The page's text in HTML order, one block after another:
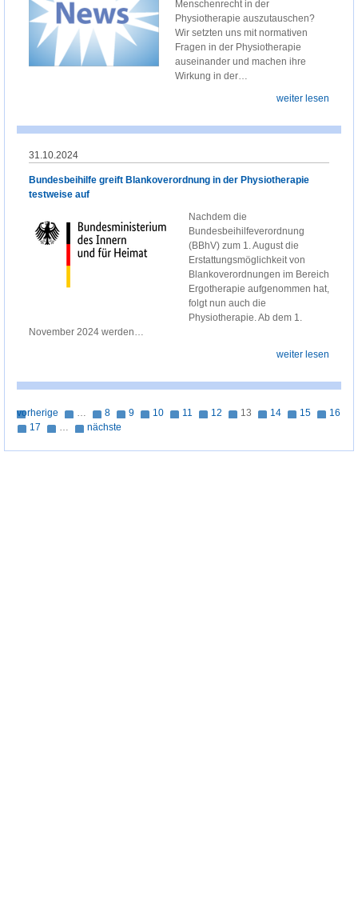
Menschenrecht in der
Physiotherapie auszutauschen?
Wir setzten uns mit normativen
Fragen in der Physiotherapie
auseinander und machen ihre
Wirkung in der…
weiter lesen
31.10.2024
Bundesbeihilfe greift Blankoverordnung in der Physiotherapie
testweise auf
Nachdem die
Bundesbeihilfeverordnung
(BBhV) zum 1. August die
Erstattungsmöglichkeit von
Blankoverordnungen im Bereich
Ergotherapie aufgenommen hat,
folgt nun auch die
Physiotherapie. Ab dem 1.
November 2024 werden…
weiter lesen
vorherige … 8 9 10 11 12 13 14 15
16
17
… nächste